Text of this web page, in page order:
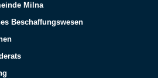
Milna
Beschaffungswesen